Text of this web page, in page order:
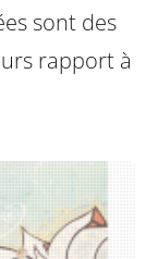
sont des
rapport à